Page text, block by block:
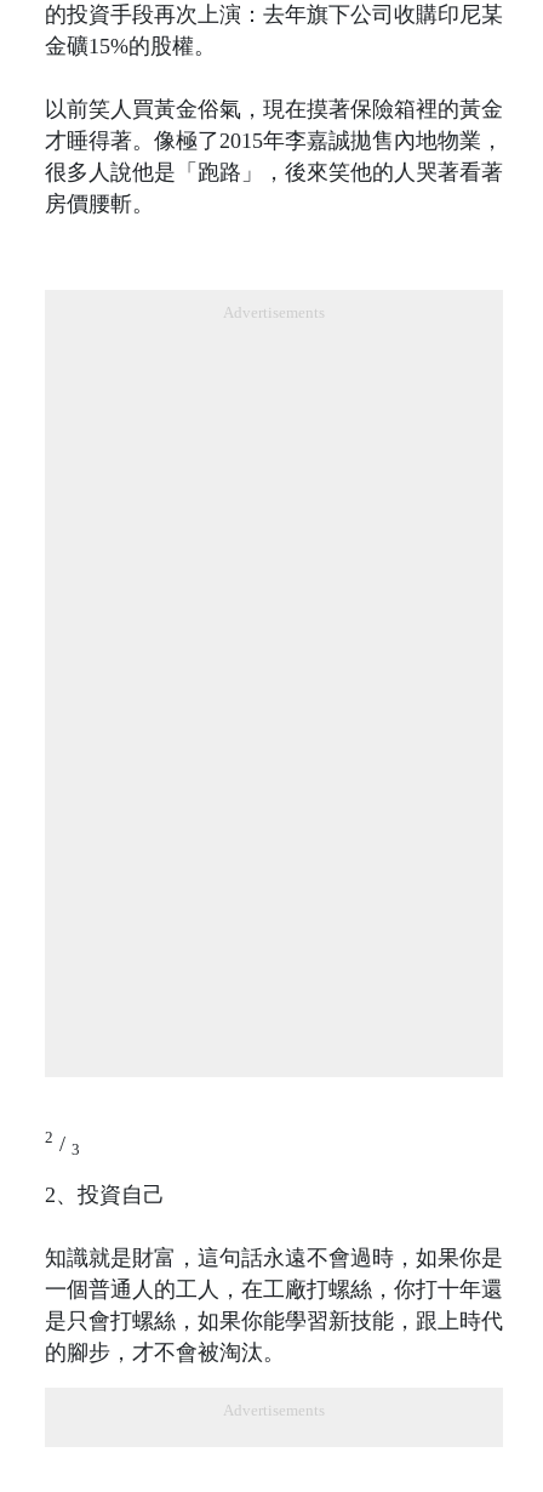
的投資手段再次上演：去年旗下公司收購印尼某
金礦15%的股權。
以前笑人買黃金俗氣，現在摸著保險箱裡的黃金
才睡得著。像極了2015年李嘉誠拋售內地物業，
很多人說他是「跑路」，後來笑他的人哭著看著
房價腰斬。
Advertisements
2 / 3
2、投資自己
知識就是財富，這句話永遠不會過時，如果你是
一個普通人的工人，在工廠打螺絲，你打十年還
是只會打螺絲，如果你能學習新技能，跟上時代
的腳步，才不會被淘汰。
Advertisements